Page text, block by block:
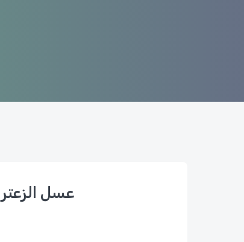
Miel De Thym 1Kg عسل الزعتر